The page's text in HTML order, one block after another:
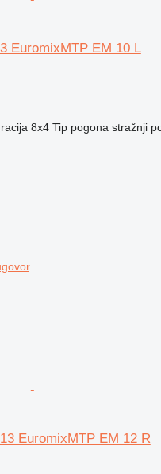
EuromixMTP EM 10 L
8x4 Tip pogona stražnji
.
EuromixMTP EM 12 R